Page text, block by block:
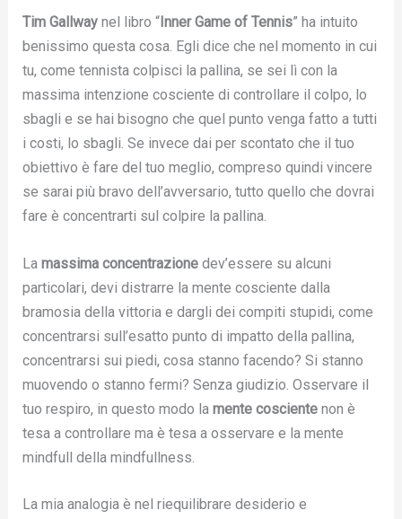
Tim Gallwaynel libro “Inner Game of Tennis” ha intuito
benissimo questa cosa. Egli dice che nel momento in cui
tu, come tennista colpisci la pallina, se sei lì con la
massima intenzione cosciente di controllare il colpo, lo
sbagli e se hai bisogno che quel punto venga fatto a tutti
i costi, lo sbagli. Se invece dai per scontato che il tuo
obiettivo è fare del tuo meglio, compreso quindi vincere
se sarai più bravo dell’avversario, tutto quello che dovrai
fare è concentrarti sul colpire la pallina.
La massima concentrazionedev’essere su alcuni
particolari, devi distrarre la mente cosciente dalla
bramosia della vittoria e dargli dei compiti stupidi, come
concentrarsi sull’esatto punto di impatto della pallina,
concentrarsi sui piedi, cosa stanno facendo? Si stanno
muovendo o stanno fermi? Senza giudizio. Osservare il
tuo respiro, in questo modo la mente coscientenon è
tesa a controllare ma è tesa a osservare e la mente
mindfull della mindfullness.
La mia analogia è nel riequilibrare desiderio e